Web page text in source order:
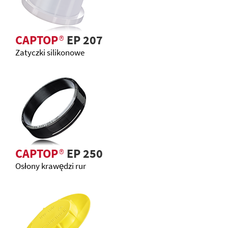
CAPTOP®EP 207
Zatyczki silikonowe
CAPTOP®EP 250
Osłony krawędzi rur